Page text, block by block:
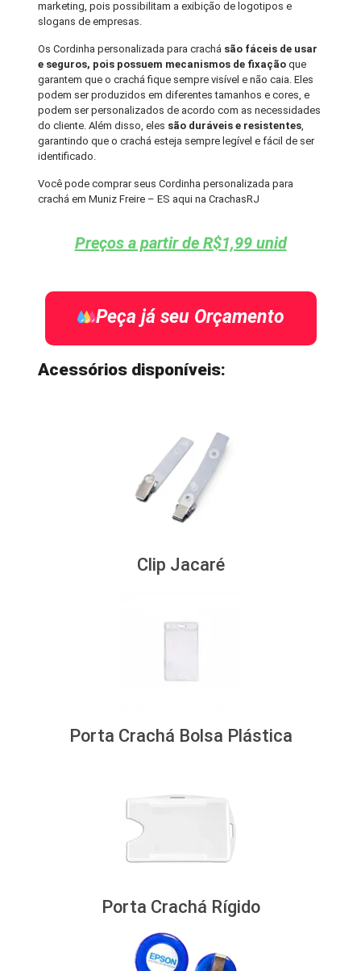
marketing, pois possibilitam a exibição de logotipos e
slogans de empresas.
Os Cordinha personalizada para crachá são fáceis de usar
e seguros, pois possuem mecanismos de fixação que
garantem que o crachá fique sempre visível e não caia. Eles
podem ser produzidos em diferentes tamanhos e cores, e
podem ser personalizados de acordo com as necessidades
do cliente. Além disso, eles são duráveis e resistentes,
garantindo que o crachá esteja sempre legível e fácil de ser
identificado.
Você pode comprar seus Cordinha personalizada para
crachá em Muniz Freire – ES aqui na CrachasRJ
Preços a partir de R$1,99 unid
Peça já seu Orçamento
Acessórios disponíveis:
Clip Jacaré
Porta Crachá Bolsa Plástica
Porta Crachá Rígido